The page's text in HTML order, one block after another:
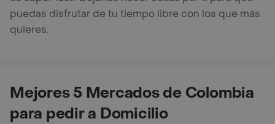
puedas disfrutar de tu tiempo libre con los que más
quieres.
Mejores 5 Mercados de Colombia
para pedir a Domicilio